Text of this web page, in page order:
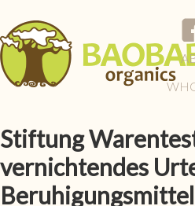
Stiftung
vernichtendes